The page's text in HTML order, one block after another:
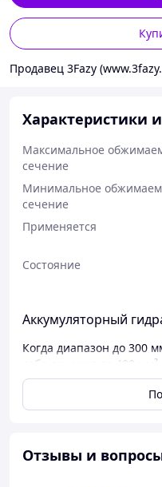
Продавец 3Fazy
Характеристики
Максимальное
сечение
Минимальное
сечение
Применяется
Состояние
Аккумуляторный
Когда диапазон до 300
себя сечения до 400
работает от
компактный для работы
мощный для
Опрессовка медных и
Отзывы и